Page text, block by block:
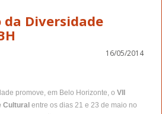
da Diversidade
16/05/2014
promove, em Belo Horizonte, o VII
Cultural entre os dias 21 e 23 de maio no